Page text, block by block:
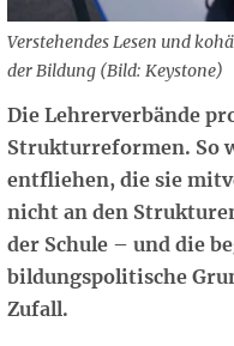
Verstehendes Lesen und
der Bildung (Bild: Keystone)
Die Lehrerverbände
Strukturreformen. So
entfliehen, die sie
nicht an den
der Schule – und die
bildungspolitische
Zufall.